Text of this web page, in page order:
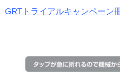
GRTトライアルキャンペーン